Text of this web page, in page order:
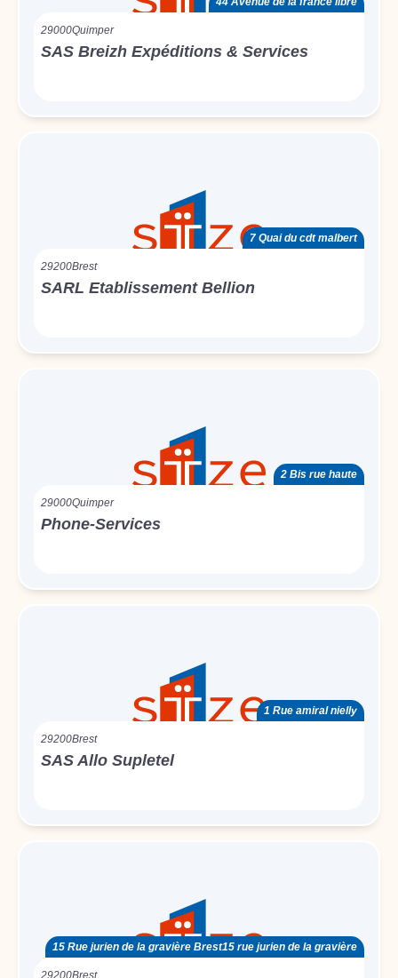
29000Quimper
SAS Breizh Expéditions & Services
7 Quai du cdt malbert
29200Brest
SARL Etablissement Bellion
2 Bis rue haute
29000Quimper
Phone-Services
1 Rue amiral nielly
29200Brest
SAS Allo Supletel
15 Rue jurien de la gravière Brest15 rue jurien de la gravière
29200Brest